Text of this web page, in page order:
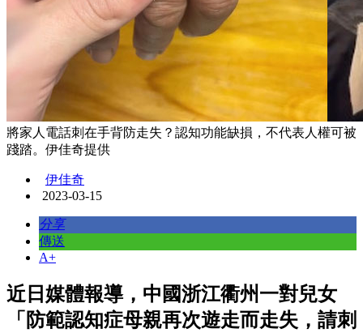
將家人電話刺在手背防走失？認知功能缺損，不代表人權可被
踐踏。伊佳奇提供
伊佳奇
2023-03-15
分享
傳送
A+
近日媒體報導，中國浙江衢州一對兒女
「防範認知症母親再次遊走而走失，請刺